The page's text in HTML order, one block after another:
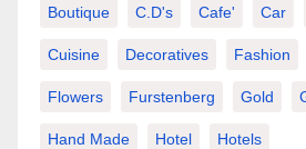
Boutique C.d's Cafe' Car
Cuisine Decoratives Fashion
Flowers Furstenberg Gold
Hand Made Hotel Hotels